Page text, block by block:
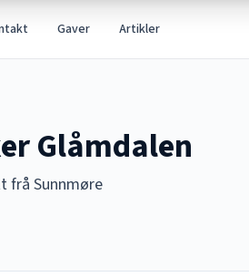
Gaver Artikler
Glåmdalen
frå Sunnmøre